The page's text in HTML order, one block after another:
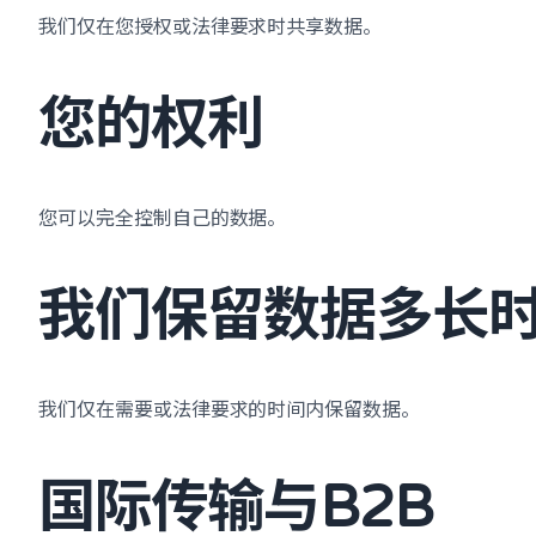
我们仅在您授权或法律要求时共享数据。
您的权利
您可以完全控制自己的数据。
我们保留数据多长
我们仅在需要或法律要求的时间内保留数据。
国际传输与B2B